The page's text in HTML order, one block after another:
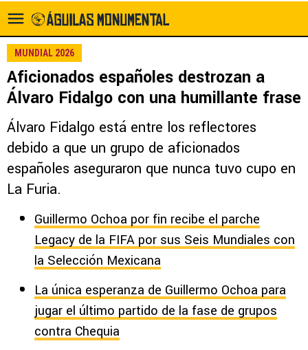
MUNDIAL 2026
Aficionados españoles destrozan a
Álvaro Fidalgo con una humillante frase
Álvaro Fidalgo está entre los reflectores
debido a que un grupo de aficionados
españoles aseguraron que nunca tuvo cupo en
La Furia.
Guillermo Ochoa por fin recibe el parche
Legacy de la FIFA por sus Seis Mundiales con
la Selección Mexicana
La única esperanza de Guillermo Ochoa para
jugar el último partido de la fase de grupos
contra Chequia